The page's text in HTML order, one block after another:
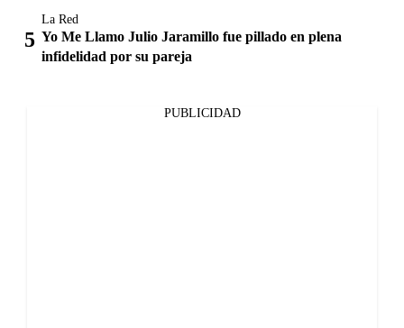
La Red
Yo Me Llamo Julio Jaramillo fue pillado en plena
infidelidad por su pareja
PUBLICIDAD